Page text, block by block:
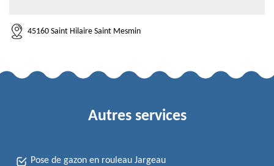
45160 Saint Hilaire Saint Mesmin
Autres services
Pose de gazon en rouleau Jargeau